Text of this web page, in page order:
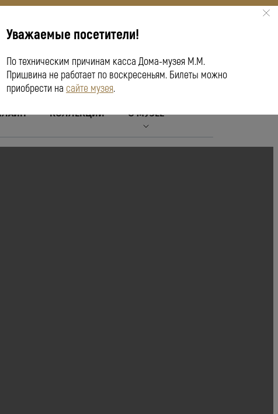
КОЛЛЕКЦИИ О МУЗЕЕ
Уважаемые посетители!
По техническим причинам касса Дома-музея М.М.
Пришвина не работает по воскресеньям. Билеты можно
приобрести на сайте музея.